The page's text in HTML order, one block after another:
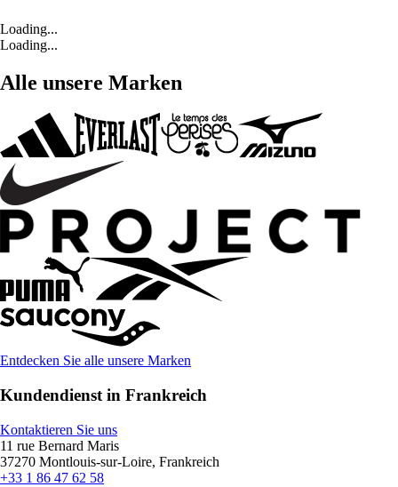
Loading...
Loading...
Alle unsere Marken
Entdecken Sie alle unsere Marken
Kundendienst in Frankreich
Kontaktieren Sie uns
11 rue Bernard Maris
37270 Montlouis-sur-Loire, Frankreich
+33 1 86 47 62 58